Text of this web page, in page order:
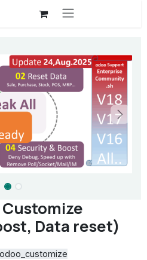
Customize
Data reset)